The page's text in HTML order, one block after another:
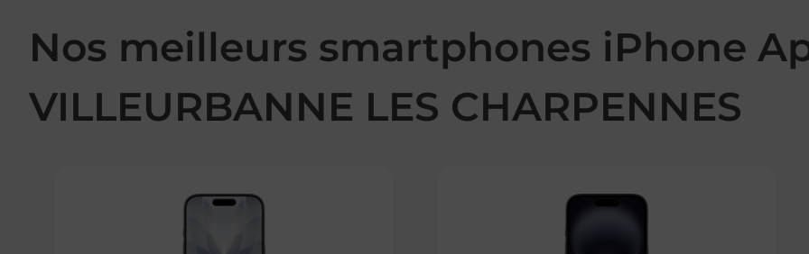
Nos meilleurs smartphones iPhone
VILLEURBANNE LES CHARPENNES